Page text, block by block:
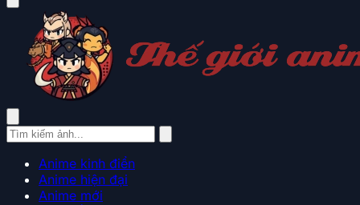
Anime kinh điển
Anime hiện đại
Anime mới